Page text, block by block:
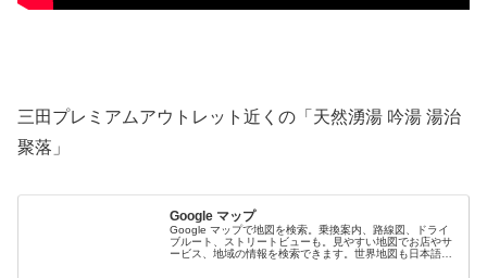
三田プレミアムアウトレット近くの「天然湧湯 吟湯 湯治
聚落」
Google マップ
Google マップで地図を検索。乗換案内、路線図、ドライ
ブルート、ストリートビューも。見やすい地図でお店やサ
ービス、地域の情報を検索できます。世界地図も日本語